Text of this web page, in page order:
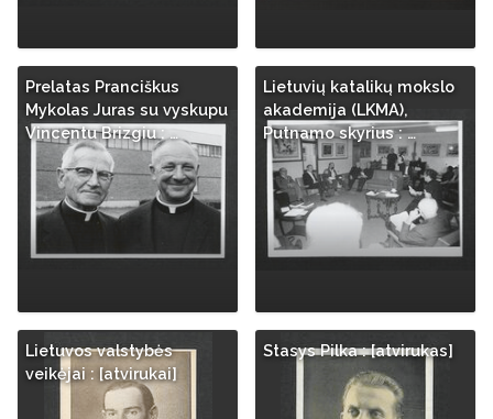
Prelatas Pranciškus
Mykolas Juras su vyskupu
Vincentu Brizgiu : …
Lietuvių katalikų mokslo
akademija (LKMA),
Putnamo skyrius : …
Lietuvos valstybės
veikėjai : [atvirukai]
Stasys Pilka : [atvirukas]